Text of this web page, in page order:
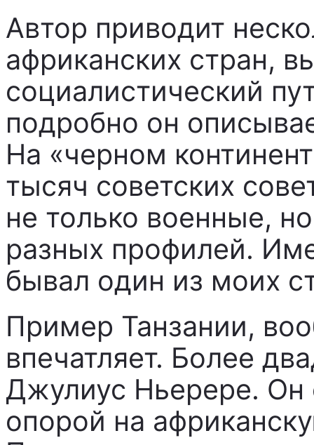
Автор приводит
африканских стран,
социалистический
подробно он
На «черном
тысяч советских
не только военные,
разных профилей.
бывал один из моих
Пример Танзании,
впечатляет. Более
Джулиус Ньерере. Он
опорой на